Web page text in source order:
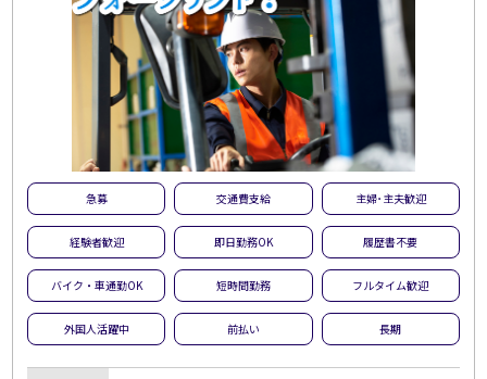
急募 交通費支給 主婦･主夫歓迎
経験者歓迎 即日勤務OK 履歴書不要
バイク・車通勤OK 短時間勤務 フルタイム歓迎
外国人活躍中 前払い 長期